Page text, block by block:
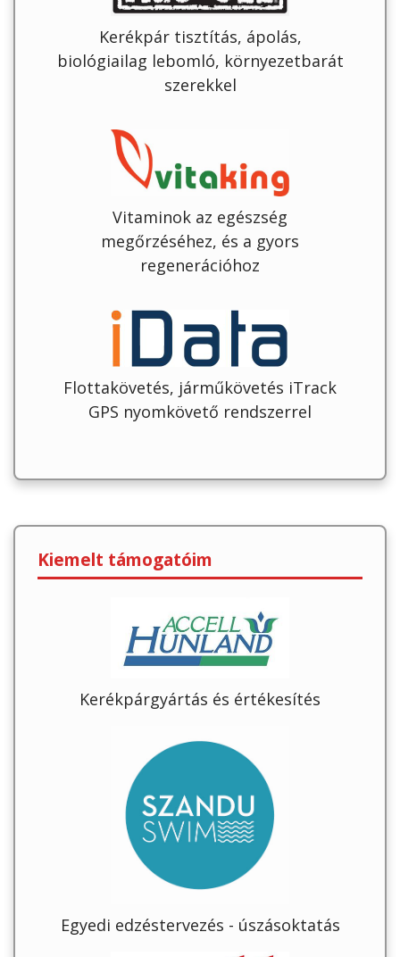
Kerékpár tisztítás, ápolás,
biológiailag lebomló, környezetbarát
szerekkel
Vitaminok az egészség
megőrzéséhez, és a gyors
regenerációhoz
Flottakövetés, járműkövetés iTrack
GPS nyomkövető rendszerrel
Kiemelt támogatóim
Kerékpárgyártás és értékesítés
Egyedi edzéstervezés - úszásoktatás